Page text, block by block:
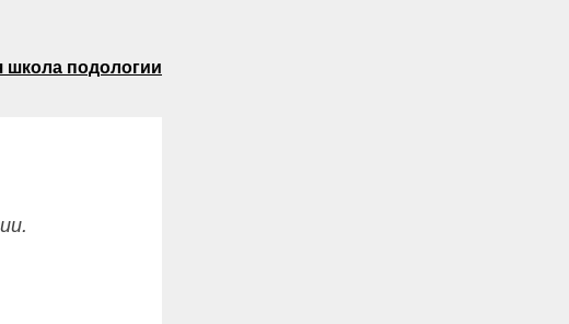
подологии